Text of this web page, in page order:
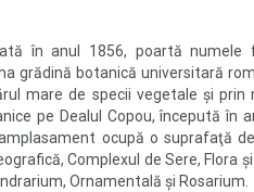
în anul 1856, poartă numele
grădină botanică universitară
mare de specii vegetale şi prin
pe Dealul Copou, începută
ocupă o suprafaţă
Complexul de Sere, Flora
Ornamentală şi Rosarium.